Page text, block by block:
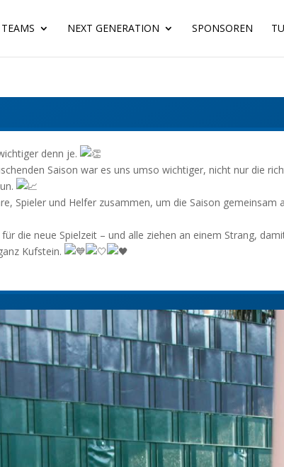
TEAMS NEXT GENERATION SPONSOREN
denn je.
Saison war es uns umso wichtiger, nicht nur die
Spieler und Helfer zusammen, um die Saison gemeinsam
die neue Spielzeit – und alle ziehen an einem Strang,
Kufstein.